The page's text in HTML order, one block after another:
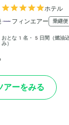
ホテル
フィンエアー
乗継便
おとな1名・5日間（燃油
み）
アーをみる